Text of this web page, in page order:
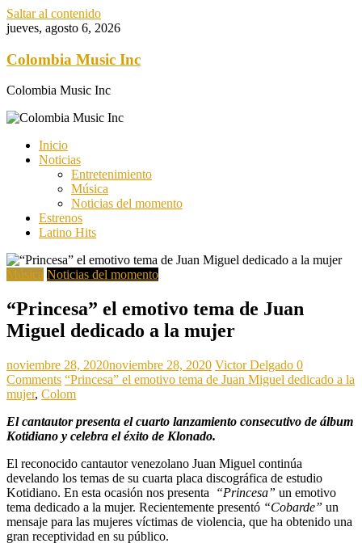
Saltar al contenido
jueves, agosto 6, 2026
Colombia Music Inc
Colombia Music Inc
Inicio
Noticias
Entretenimiento
Música
Noticias del momento
Estrenos
Latino Hits
Música Noticias del momento
“Princesa” el emotivo tema de Juan
Miguel dedicado a la mujer
noviembre 28, 2020noviembre 28, 2020 Victor Delgado 0
Comments “Princesa” el emotivo tema de Juan Miguel dedicado a la
mujer, Colom
El cantautor presenta el cuarto lanzamiento consecutivo de álbum
Kotidiano y celebra el éxito de Klonado.
El reconocido cantautor venezolano Juan Miguel continúa
develando los temas de su cuarta placa discográfica de estudio
Kotidiano. En esta ocasión nos presenta
“Princesa” un emotivo
tema dedicado a la mujer. Recientemente presentó “Cobarde” un
mensaje para las mujeres víctimas de violencia, que ha obtenido una
gran receptividad en su público.